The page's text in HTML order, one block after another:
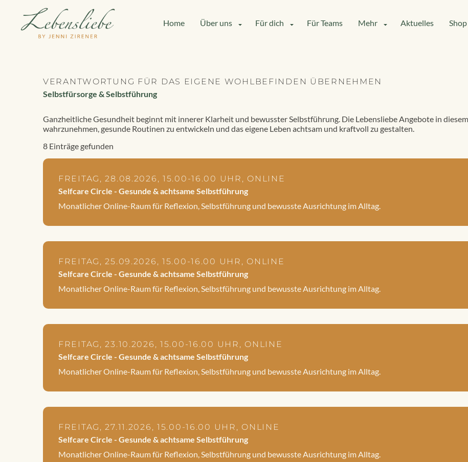
Home Über uns Für dich Für Teams Mehr Aktuelles
VERANTWORTUNG FÜR DAS EIGENE WOHLBEFINDEN ÜBERNEHMEN
Selbstfürsorge & Selbstführung
Ganzheitliche Gesundheit beginnt mit innerer Klarheit und bewusster Selbstführung. Die Lebensliebe Angebote in
wahrzunehmen, gesunde Routinen zu entwickeln und das eigene Leben achtsam und kraftvoll zu gestalten.
8 Einträge gefunden
FREITAG, 28.08.2026, 15.00-16.00 UHR, ONLINE
Selfcare Circle - Gesunde & achtsame Selbstführung
Monatlicher Online-Raum für Reflexion, Selbstführung und bewusste Ausrichtung im Alltag.
FREITAG, 25.09.2026, 15.00-16.00 UHR, ONLINE
Selfcare Circle - Gesunde & achtsame Selbstführung
Monatlicher Online-Raum für Reflexion, Selbstführung und bewusste Ausrichtung im Alltag.
FREITAG, 23.10.2026, 15.00-16.00 UHR, ONLINE
Selfcare Circle - Gesunde & achtsame Selbstführung
Monatlicher Online-Raum für Reflexion, Selbstführung und bewusste Ausrichtung im Alltag.
FREITAG, 27.11.2026, 15.00-16.00 UHR, ONLINE
Selfcare Circle - Gesunde & achtsame Selbstführung
Monatlicher Online-Raum für Reflexion, Selbstführung und bewusste Ausrichtung im Alltag.